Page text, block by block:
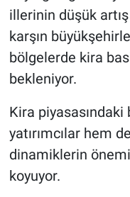
illerinin düşük
karşın
bölgelerde kira
bekleniyor.
Kira
yatırımcılar hem
dinamiklerin
koyuyor.